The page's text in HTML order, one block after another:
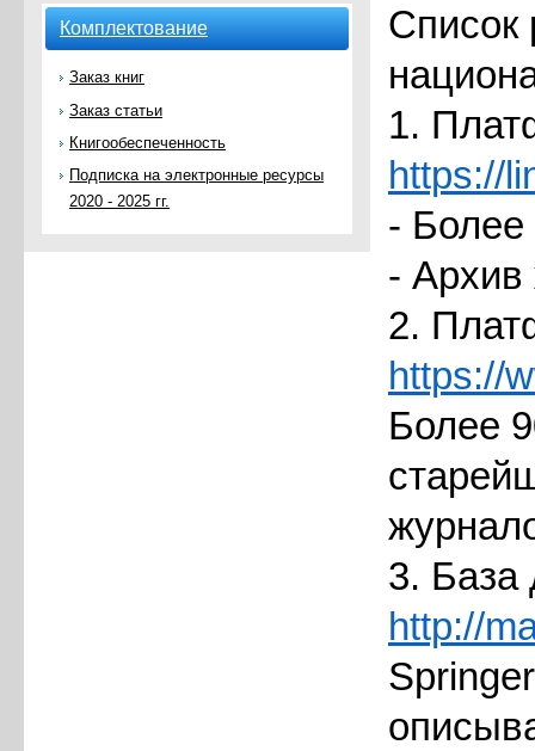
Комплектование
Заказ книг
Заказ статьи
Книгообеспеченность
Подписка на электронные ресурсы
2020 - 2025 гг.
Список
1.
https://
- Более
- Архив
2.
https://
Более
3. База
http://